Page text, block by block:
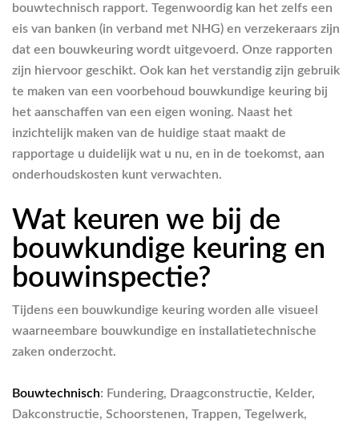
bouwtechnisch rapport. Tegenwoordig kan het zelfs een
eis van banken (in verband met NHG) en verzekeraars zijn
dat een bouwkeuring wordt uitgevoerd. Onze rapporten
zijn hiervoor geschikt. Ook kan het verstandig zijn gebruik
te maken van een voorbehoud bouwkundige keuring bij
het aanschaffen van een eigen woning. Naast het
inzichtelijk maken van de huidige staat maakt de
rapportage u duidelijk wat u nu, en in de toekomst, aan
onderhoudskosten kunt verwachten.
Wat keuren we bij de
bouwkundige keuring en
bouwinspectie?
Tijdens een bouwkundige keuring worden alle visueel
waarneembare bouwkundige en installatietechnische
zaken onderzocht.
Bouwtechnisch: Fundering, Draagconstructie, Kelder,
Dakconstructie, Schoorstenen, Trappen, Tegelwerk,